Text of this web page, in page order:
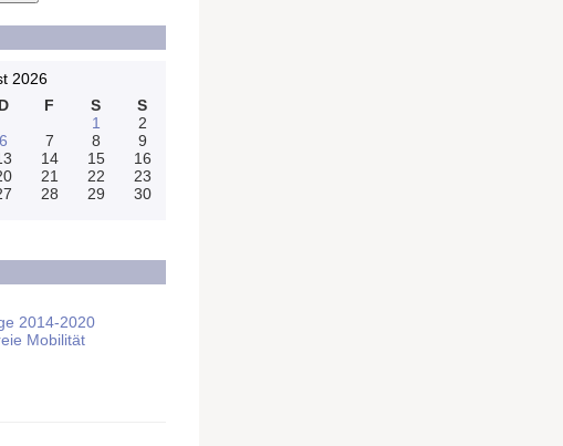
2026
D F S
S
1
2
6 7 8
9
14 15
16
21 22
23
28 29
30
2014-2020
Mobilität